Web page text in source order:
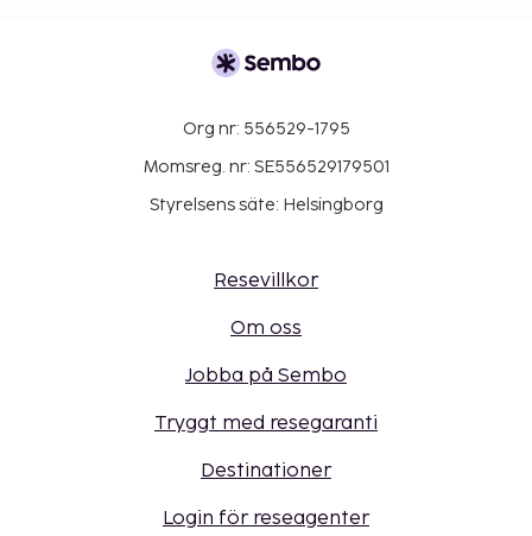
Org nr: 556529-1795
Momsreg. nr: SE556529179501
Styrelsens säte: Helsingborg
Resevillkor
Om oss
Jobba på Sembo
Tryggt med resegaranti
Destinationer
Login för reseagenter